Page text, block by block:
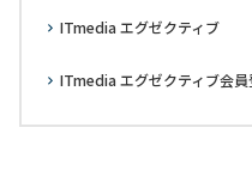
ITmedia エグゼクティブ
ITmedia エグゼクティブ会員